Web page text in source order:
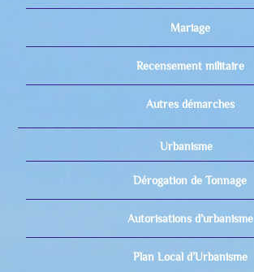
Mariage
Recensement militaire
Autres démarches
Urbanisme
Dérogation de Tonnage
Autorisations d’urbanisme
Plan Local d’Urbanisme